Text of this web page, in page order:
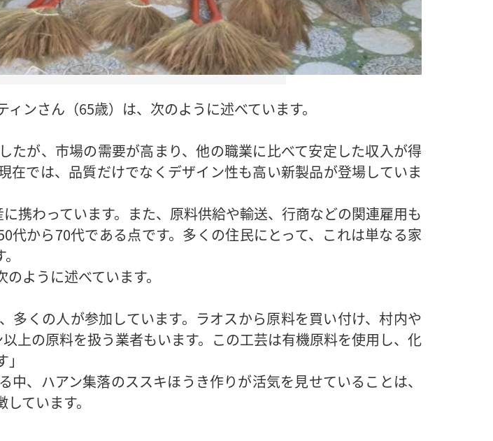
ンさん（65歳）は、次のように述べています。
たが、市場の需要が高まり、他の職業に比べて安定した収入が得
在では、品質だけでなくデザイン性も高い新製品が登場していま
携わっています。また、原料供給や輸送、行商などの関連雇用も
代から70代である点です。多くの住民にとって、これは単なる家
ように述べています。
多くの人が参加しています。ラオスから原料を買い付け、村内や
上の原料を扱う業者もいます。この工芸は有機原料を使用し、化
、ハアン集落のススキほうき作りが活気を見せていることは、
ています。